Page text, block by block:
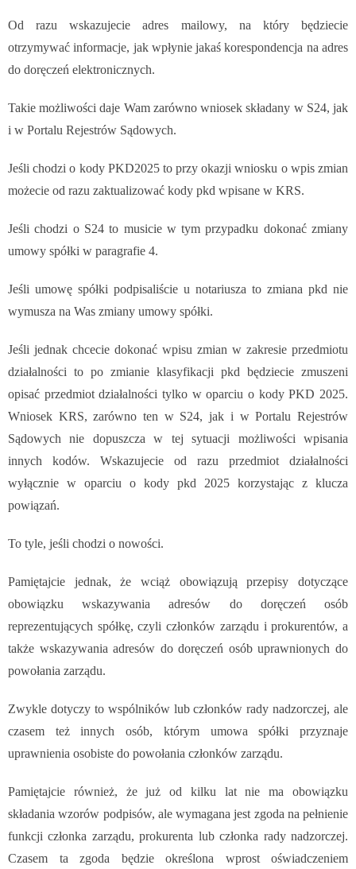
Od razu wskazujecie adres mailowy, na który będziecie
otrzymywać informacje, jak wpłynie jakaś korespondencja na adres
do doręczeń elektronicznych.
Takie możliwości daje Wam zarówno wniosek składany w S24, jak
i w Portalu Rejestrów Sądowych.
Jeśli chodzi o kody PKD2025 to przy okazji wniosku o wpis zmian
możecie od razu zaktualizować kody pkd wpisane w KRS.
Jeśli chodzi o S24 to musicie w tym przypadku dokonać zmiany
umowy spółki w paragrafie 4.
Jeśli umowę spółki podpisaliście u notariusza to zmiana pkd nie
wymusza na Was zmiany umowy spółki.
Jeśli jednak chcecie dokonać wpisu zmian w zakresie przedmiotu
działalności to po zmianie klasyfikacji pkd będziecie zmuszeni
opisać przedmiot działalności tylko w oparciu o kody PKD 2025.
Wniosek KRS, zarówno ten w S24, jak i w Portalu Rejestrów
Sądowych nie dopuszcza w tej sytuacji możliwości wpisania
innych kodów. Wskazujecie od razu przedmiot działalności
wyłącznie w oparciu o kody pkd 2025 korzystając z klucza
powiązań.
To tyle, jeśli chodzi o nowości.
Pamiętajcie jednak, że wciąż obowiązują przepisy dotyczące
obowiązku wskazywania adresów do doręczeń osób
reprezentujących spółkę, czyli członków zarządu i prokurentów, a
także wskazywania adresów do doręczeń osób uprawnionych do
powołania zarządu.
Zwykle dotyczy to wspólników lub członków rady nadzorczej, ale
czasem też innych osób, którym umowa spółki przyznaje
uprawnienia osobiste do powołania członków zarządu.
Pamiętajcie również, że już od kilku lat nie ma obowiązku
składania wzorów podpisów, ale wymagana jest zgoda na pełnienie
funkcji członka zarządu, prokurenta lub członka rady nadzorczej.
Czasem ta zgoda będzie określona wprost oświadczeniem